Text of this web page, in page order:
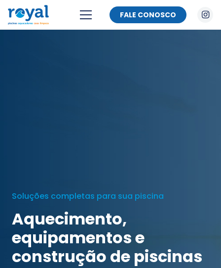
FALE CONOSCO
Soluções completas para sua piscina
Aquecimento,
equipamentos e
construção de piscinas